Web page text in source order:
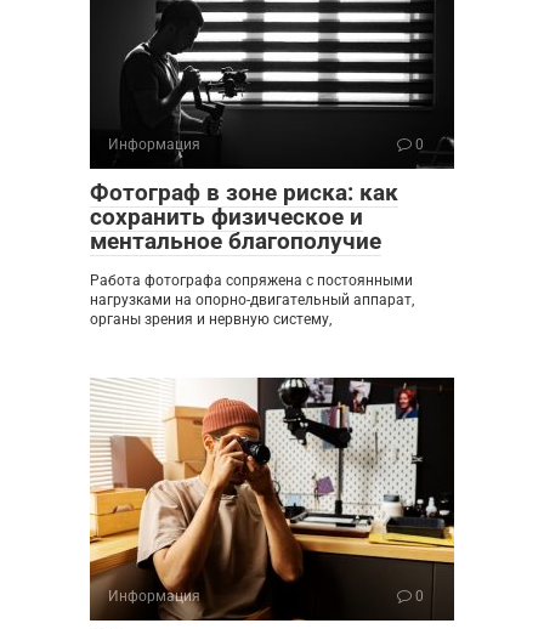
Информация 0
Фотограф в зоне риска: как
сохранить физическое и
ментальное благополучие
Работа фотографа сопряжена с постоянными
нагрузками на опорно-двигательный аппарат,
органы зрения и нервную систему,
Информация 0